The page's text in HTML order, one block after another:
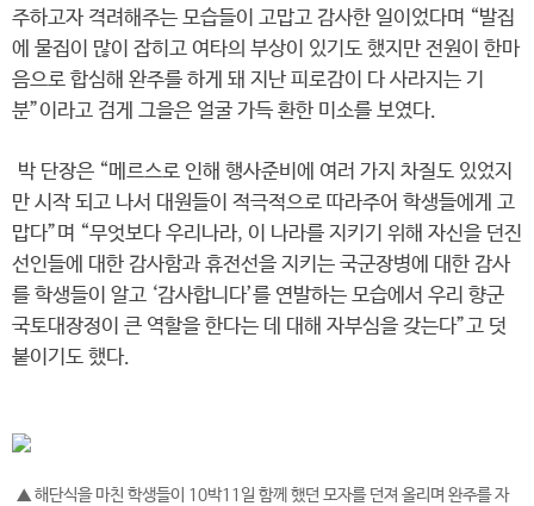
주하고자 격려해주는 모습들이 고맙고 감사한 일이었다며 “발집
에 물집이 많이 잡히고 여타의 부상이 있기도 했지만 전원이 한마
음으로 합심해 완주를 하게 돼 지난 피로감이 다 사라지는 기
분”이라고 검게 그을은 얼굴 가득 환한 미소를 보였다.
박 단장은 “메르스로 인해 행사준비에 여러 가지 차질도 있었지
만 시작 되고 나서 대원들이 적극적으로 따라주어 학생들에게 고
맙다”며 “무엇보다 우리나라, 이 나라를 지키기 위해 자신을 던진
선인들에 대한 감사함과 휴전선을 지키는 국군장병에 대한 감사
를 학생들이 알고 ‘감사합니다’를 연발하는 모습에서 우리 향군
국토대장정이 큰 역할을 한다는 데 대해 자부심을 갖는다”고 덧
붙이기도 했다.
▲ 해단식을 마친 학생들이 10박11일 함께 했던 모자를 던져 올리며 완주를 자